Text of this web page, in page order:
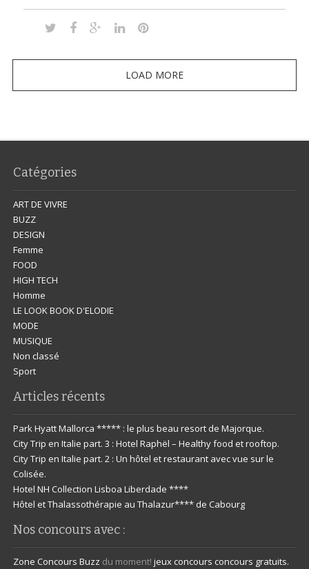
LOAD MORE
Catégories
ART DE VIVRE
BUZZ
DESIGN
Femme
FOOD
HIGH TECH
Homme
LE LOOK BOOK D'ELODIE
MODE
MUSIQUE
Non classé
Sport
Articles récents
Park Hyatt Mallorca ***** : le plus beau resort de Majorque.
City Trip en Italie part. 3 : Hotel Raphël – Healthy food et rooftop.
City Trip en Italie part. 2 : Un hôtel et restaurant avec vue sur le
Colisée.
Hotel NH Collection Lisboa Liberdade ****
Hôtel et Thalassothérapie au Thalazur**** de Cabourg
Nos concours avec :
Zone Concours Buzz du moment!jeux concours concours gratuits.